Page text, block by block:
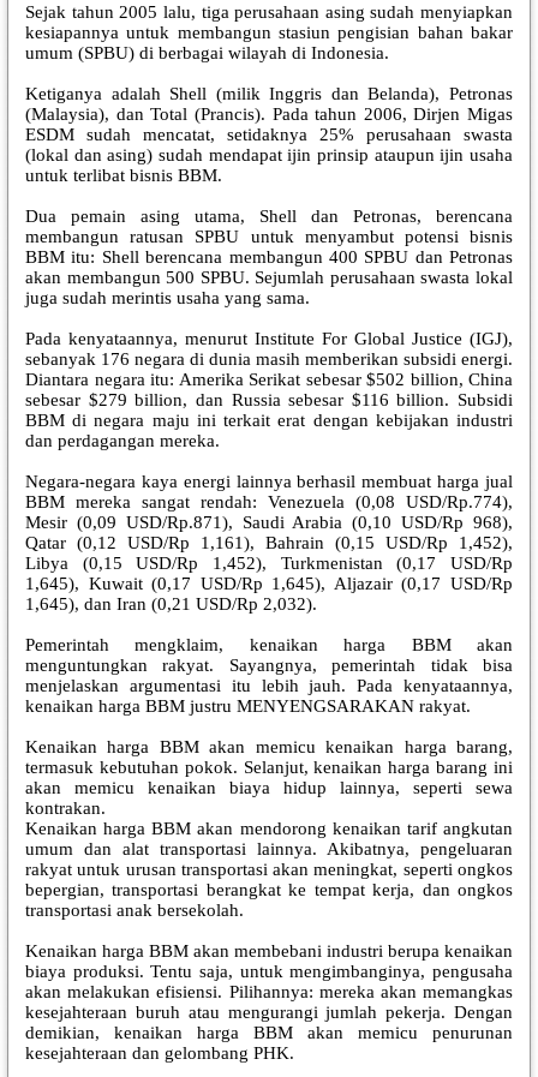
Sejak tahun 2005 lalu, tiga perusahaan asing sudah menyiapkan
kesiapannya untuk membangun stasiun pengisian bahan bakar
umum (SPBU) di berbagai wilayah di Indonesia.
Ketiganya adalah Shell (milik Inggris dan Belanda), Petronas
(Malaysia), dan Total (Prancis). Pada tahun 2006, Dirjen Migas
ESDM sudah mencatat, setidaknya 25% perusahaan swasta
(lokal dan asing) sudah mendapat ijin prinsip ataupun ijin usaha
untuk terlibat bisnis BBM.
Dua pemain asing utama, Shell dan Petronas, berencana
membangun ratusan SPBU untuk menyambut potensi bisnis
BBM itu: Shell berencana membangun 400 SPBU dan Petronas
akan membangun 500 SPBU. Sejumlah perusahaan swasta lokal
juga sudah merintis usaha yang sama.
Pada kenyataannya, menurut Institute For Global Justice (IGJ),
sebanyak 176 negara di dunia masih memberikan subsidi energi.
Diantara negara itu: Amerika Serikat sebesar $502 billion, China
sebesar $279 billion, dan Russia sebesar $116 billion. Subsidi
BBM di negara maju ini terkait erat dengan kebijakan industri
dan perdagangan mereka.
Negara-negara kaya energi lainnya berhasil membuat harga jual
BBM mereka sangat rendah: Venezuela (0,08 USD/Rp.774),
Mesir (0,09 USD/Rp.871), Saudi Arabia (0,10 USD/Rp 968),
Qatar (0,12 USD/Rp 1,161), Bahrain (0,15 USD/Rp 1,452),
Libya (0,15 USD/Rp 1,452), Turkmenistan (0,17 USD/Rp
1,645), Kuwait (0,17 USD/Rp 1,645), Aljazair (0,17 USD/Rp
1,645), dan Iran (0,21 USD/Rp 2,032).
Pemerintah mengklaim, kenaikan harga BBM akan
menguntungkan rakyat. Sayangnya, pemerintah tidak bisa
menjelaskan argumentasi itu lebih jauh. Pada kenyataannya,
kenaikan harga BBM justru MENYENGSARAKAN rakyat.
Kenaikan harga BBM akan memicu kenaikan harga barang,
termasuk kebutuhan pokok. Selanjut, kenaikan harga barang ini
akan memicu kenaikan biaya hidup lainnya, seperti sewa
kontrakan.
Kenaikan harga BBM akan mendorong kenaikan tarif angkutan
umum dan alat transportasi lainnya. Akibatnya, pengeluaran
rakyat untuk urusan transportasi akan meningkat, seperti ongkos
bepergian, transportasi berangkat ke tempat kerja, dan ongkos
transportasi anak bersekolah.
Kenaikan harga BBM akan membebani industri berupa kenaikan
biaya produksi. Tentu saja, untuk mengimbanginya, pengusaha
akan melakukan efisiensi. Pilihannya: mereka akan memangkas
kesejahteraan buruh atau mengurangi jumlah pekerja. Dengan
demikian, kenaikan harga BBM akan memicu penurunan
kesejahteraan dan gelombang PHK.